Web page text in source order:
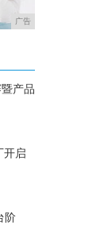
广告
产品
开启
阶